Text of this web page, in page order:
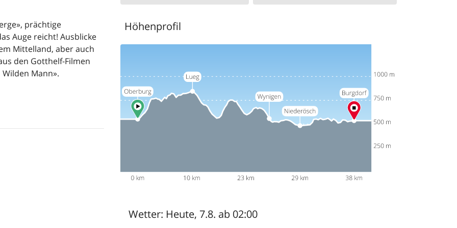
prächtige
Auge reicht! Ausblicke
Mittelland, aber auch
den Gotthelf-Filmen
Mann».
Höhenprofil
Wetter: Heute, 7.8. ab 02:00